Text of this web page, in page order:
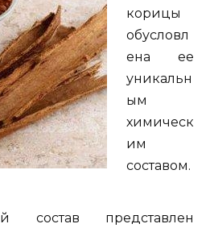
корицы
обусловл
ена ее
уникальн
ым
химическ
им
составом.
состав представлен